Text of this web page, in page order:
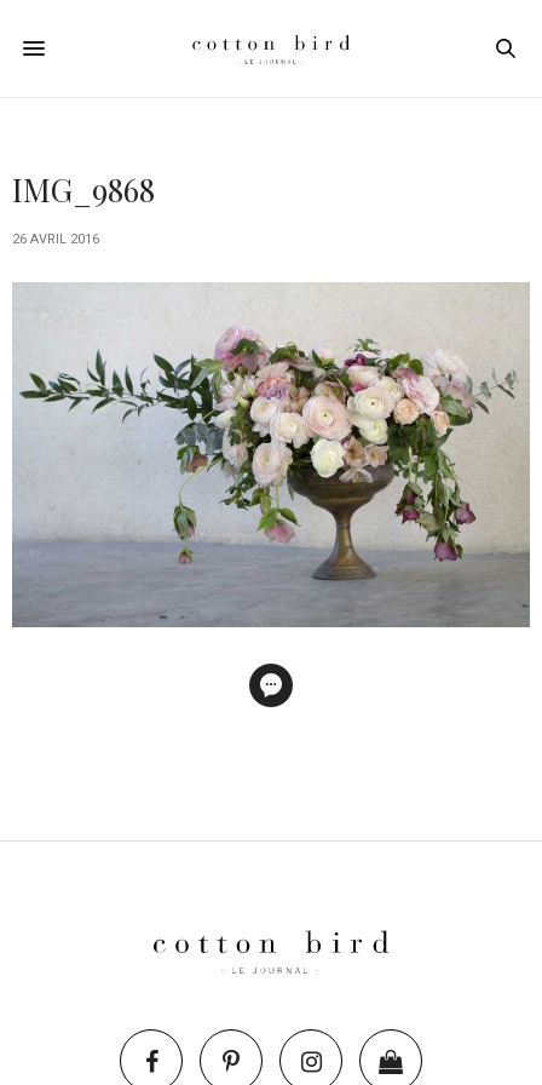
IMG_9868
26 AVRIL 2016